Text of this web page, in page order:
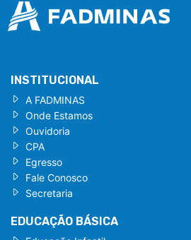
INSTITUCIONAL
A FADMINAS
Onde Estamos
Ouvidoria
CPA
Egresso
Fale Conosco
Secretaria
EDUCAÇÃO BÁSICA